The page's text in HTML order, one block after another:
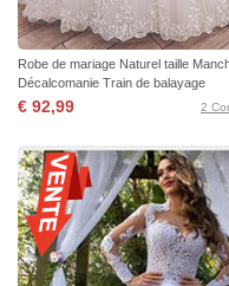
Robe de mariage Naturel taille
Décalcomanie Train de balayage
€ 92,99 2